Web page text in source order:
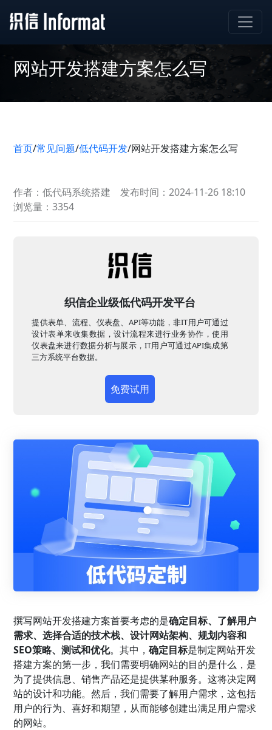
网站开发搭建方案怎么写
首页/常见问题/低代码开发/网站开发搭建方案怎么写
作者：低代码系统搭建
发布时间：2024-11-26 18:10
浏览量：3354
织信企业级低代码开发平台
提供表单、流程、仪表盘、API等功能，非IT用户可通过
设计表单来收集数据，设计流程来进行业务协作，使用
仪表盘来进行数据分析与展示，IT用户可通过API集成第
三方系统平台数据。
免费试用
撰写网站开发搭建方案首要考虑的是确定目标、了解用户
需求、选择合适的技术栈、设计网站架构、规划内容和
SEO策略、测试和优化。其中，确定目标是制定网站开发
搭建方案的第一步，我们需要明确网站的目的是什么，是
为了提供信息、销售产品还是提供某种服务。这将决定网
站的设计和功能。然后，我们需要了解用户需求，这包括
用户的行为、喜好和期望，从而能够创建出满足用户需求
的网站。